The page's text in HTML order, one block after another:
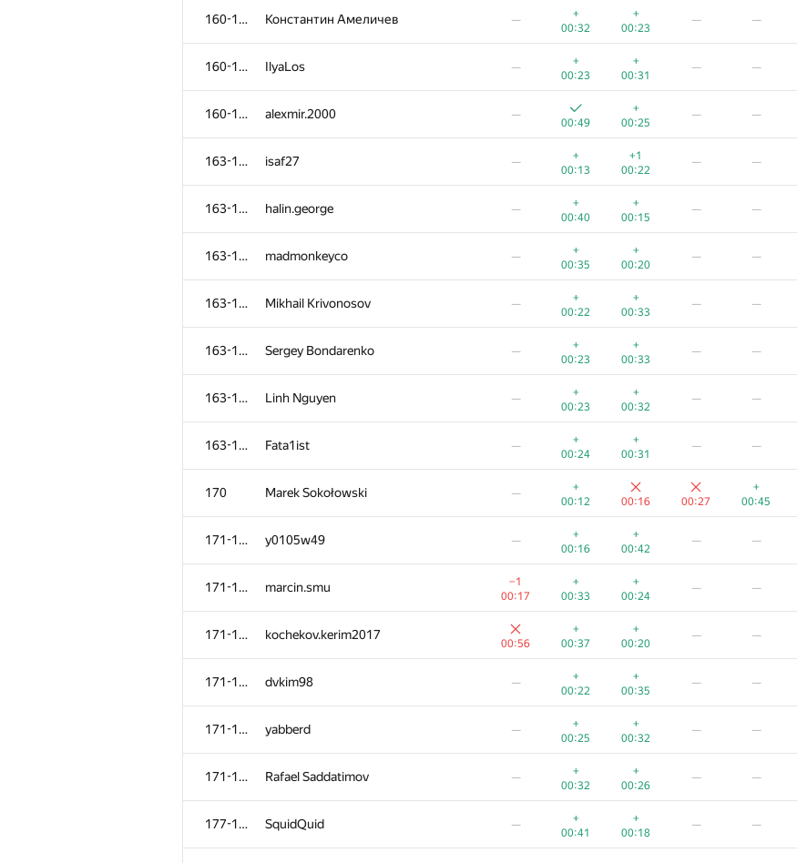
160-162 Константин Амеличев —
+
00:32
+
00:23
— —
160-162 IlyaLos —
+
00:23
+
00:31
— —
160-162 alexmir.2000 —
00:49
+
00:25
— —
163-169 isaf27 —
+
00:13
+1
00:22
— —
163-169 halin.george —
+
00:40
+
00:15
— —
163-169 madmonkeyco —
+
00:35
+
00:20
— —
163-169 Mikhail Krivonosov —
+
00:22
+
00:33
— —
163-169 Sergey Bondarenko —
+
00:23
+
00:33
— —
163-169 Linh Nguyen —
+
00:23
+
00:32
— —
163-169 Fata1ist —
+
00:24
+
00:31
— —
170 Marek Sokołowski —
+
00:12
00:16 00:27
+
00:45
171-176 y0105w49 —
+
00:16
+
00:42
— —
171-176 marcin.smu
−1
00:17
+
00:33
+
00:24
— —
171-176 kochekov.kerim2017
00:56
+
00:37
+
00:20
— —
171-176 dvkim98 —
+
00:22
+
00:35
— —
171-176 yabberd —
+
00:25
+
00:32
— —
171-176 Rafael Saddatimov —
+
00:32
+
00:26
— —
177-182 SquidQuid —
+
00:41
+
00:18
— —